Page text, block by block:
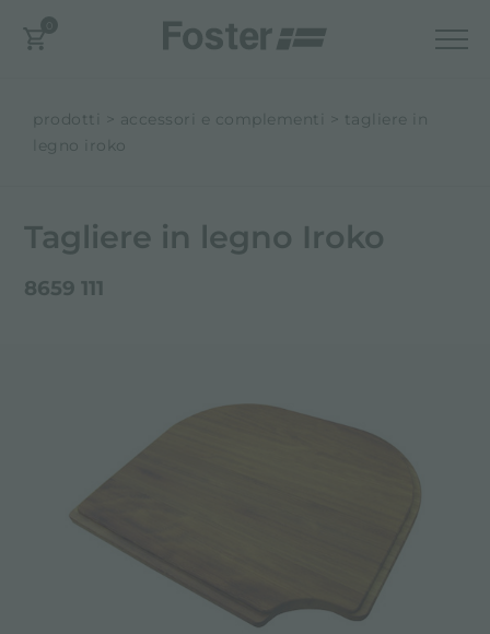
prodotti accessori e complementi
tagliere in
legno iroko
Tagliere in legno Iroko
8659 111